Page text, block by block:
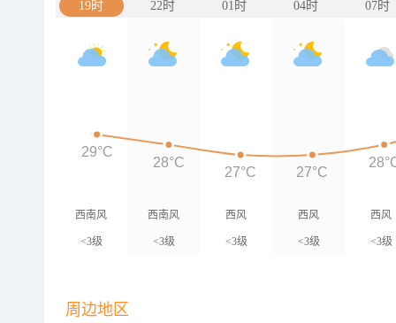
19时 22时 01时 04时 07时
西南风
<3级
西南风
<3级
西风
<3级
西风
<3级
西风
<3级
29°C
28°C
27°C 27°C
周边地区